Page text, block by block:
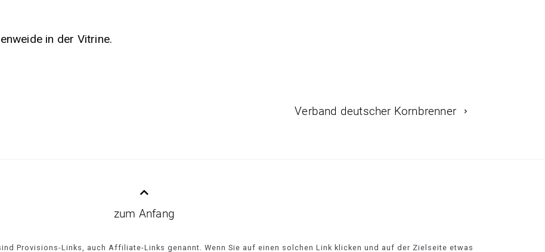
in der Vitrine.
Verband deutscher Kornbrenner
zum Anfang
Provisions-Links, auch Affiliate-Links genannt. Wenn Sie auf einen solchen Link klicken und auf der Zielseite etwas